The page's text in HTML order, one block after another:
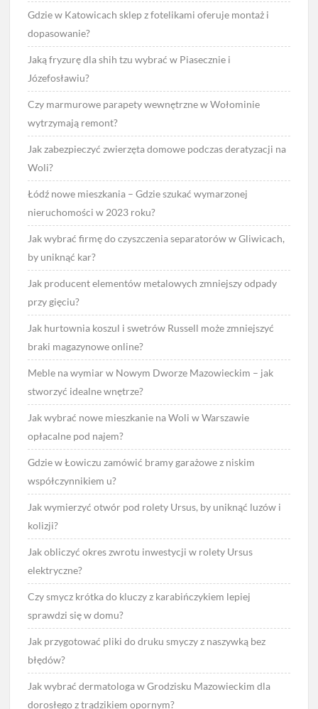
Gdzie w Katowicach sklep z fotelikami oferuje montaż i
dopasowanie?
Jaką fryzurę dla shih tzu wybrać w Piasecznie i
Józefosławiu?
Czy marmurowe parapety wewnętrzne w Wołominie
wytrzymają remont?
Jak zabezpieczyć zwierzęta domowe podczas deratyzacji na
Woli?
Łódź nowe mieszkania – Gdzie szukać wymarzonej
nieruchomości w 2023 roku?
Jak wybrać firmę do czyszczenia separatorów w Gliwicach,
by uniknąć kar?
Jak producent elementów metalowych zmniejszy odpady
przy gięciu?
Jak hurtownia koszul i swetrów Russell może zmniejszyć
braki magazynowe online?
Meble na wymiar w Nowym Dworze Mazowieckim – jak
stworzyć idealne wnętrze?
Jak wybrać nowe mieszkanie na Woli w Warszawie
opłacalne pod najem?
Gdzie w Łowiczu zamówić bramy garażowe z niskim
współczynnikiem u?
Jak wymierzyć otwór pod rolety Ursus, by uniknąć luzów i
kolizji?
Jak obliczyć okres zwrotu inwestycji w rolety Ursus
elektryczne?
Czy smycz krótka do kluczy z karabińczykiem lepiej
sprawdzi się w domu?
Jak przygotować pliki do druku smyczy z naszywką bez
błędów?
Jak wybrać dermatologa w Grodzisku Mazowieckim dla
dorosłego z trądzikiem opornym?